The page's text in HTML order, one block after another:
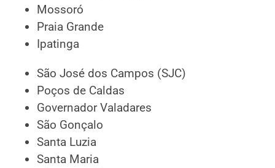
Mossoró
Praia Grande
Ipatinga
São José dos Campos (SJC)
Poços de Caldas
Governador Valadares
São Gonçalo
Santa Luzia
Santa Maria